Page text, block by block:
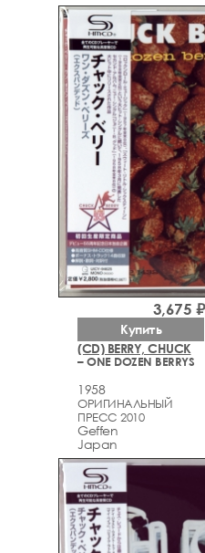
(CD) BERRY, CHUCK
– ONE DOZEN BERRYS
1958
ОРИГИНАЛЬНЫЙ
ПРЕСС 2010
Geffen
Japan
3,675 ₽
Купить